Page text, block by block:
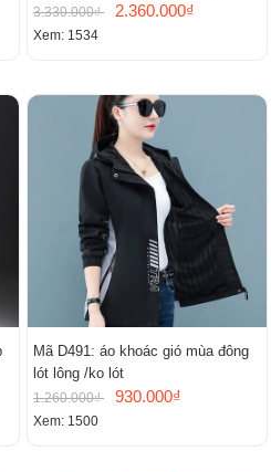
cấp
3.330.000₫ 2.360.000₫
Xem: 1534
Mã D491: áo khoác gió mùa đông
lót lông /ko lót
1.260.000₫ 930.000₫
Xem: 1500